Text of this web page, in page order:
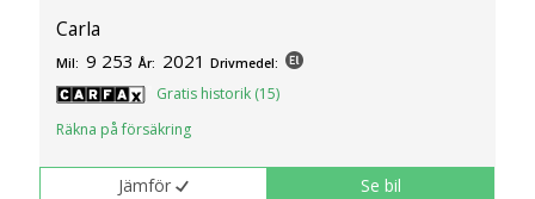
Carla
Mil: 9 253 År: 2021 Drivmedel:
Gratis historik (15)
Räkna på försäkring
Jämför Se bil